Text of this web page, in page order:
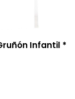
Infantil *